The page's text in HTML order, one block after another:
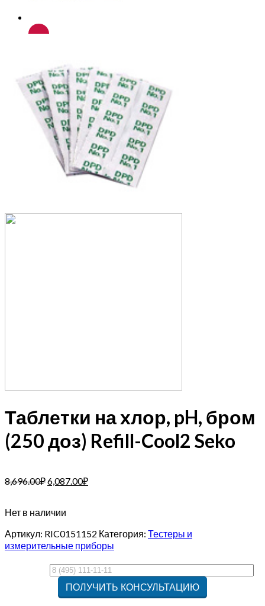
Корзина
Корзина пуста.
Таблетки на хлор, pH, бром
(250 доз) Refill-Cool2 Seko
8,696.00₽6,087.00₽
Нет в наличии
Артикул: RIC0151152 Категория: Тестеры и
измерительные приборы